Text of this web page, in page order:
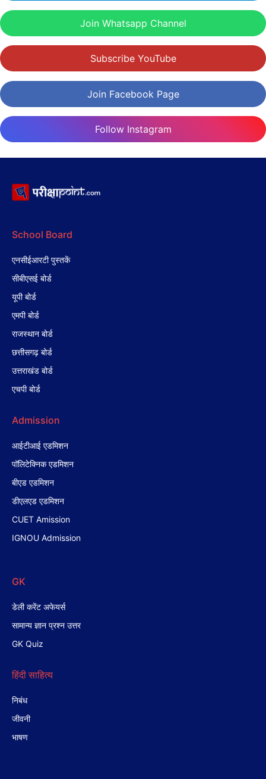
Join Whatsapp Channel
Subscribe YouTube
Join Facebook Page
Follow Instagram
School Board
एनसीईआरटी पुस्तकें
सीबीएसई बोर्ड
यूपी बोर्ड
एमपी बोर्ड
राजस्थान बोर्ड
छत्तीसगढ़ बोर्ड
उत्तराखंड बोर्ड
एचपी बोर्ड
Admission
आईटीआई एडमिशन
पॉलिटेक्निक एडमिशन
बीएड एडमिशन
डीएलएड एडमिशन
CUET Amission
IGNOU Admission
GK
डेली करेंट अफेयर्स
सामान्य ज्ञान प्रश्न उत्तर
GK Quiz
हिंदी साहित्य
निबंध
जीवनी
भाषण